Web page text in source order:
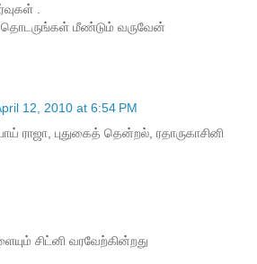
.
. தொடருங்கள் மீண்டும் வருவேன்
12, 2010 at 6:54 PM
ராஜா, புதுகைத் தென்றல், ரதாருகாசினி
சிட்னி வரவேற்கின்றது